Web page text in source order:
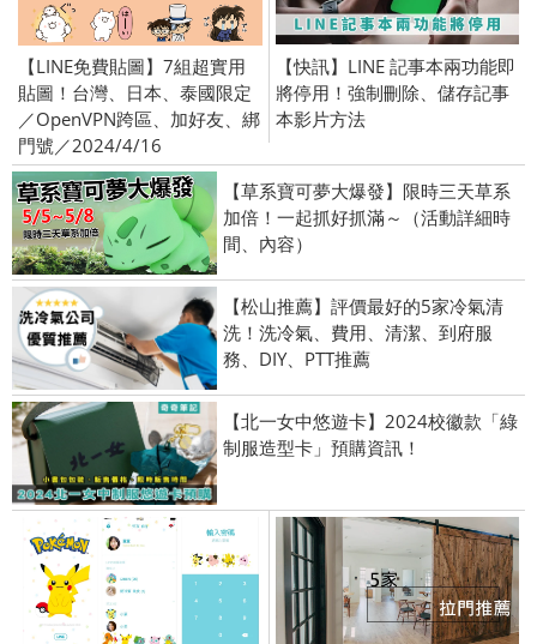
【LINE免費貼圖】7組超實用
貼圖！台灣、日本、泰國限定
／OpenVPN跨區、加好友、綁
門號／2024/4/16
【快訊】LINE 記事本兩功能即
將停用！強制刪除、儲存記事
本影片方法
【草系寶可夢大爆發】限時三天草系
加倍！一起抓好抓滿～（活動詳細時
間、內容）
【松山推薦】評價最好的5家冷氣清
洗！洗冷氣、費用、清潔、到府服
務、DIY、PTT推薦
【北一女中悠遊卡】2024校徽款「綠
制服造型卡」預購資訊！